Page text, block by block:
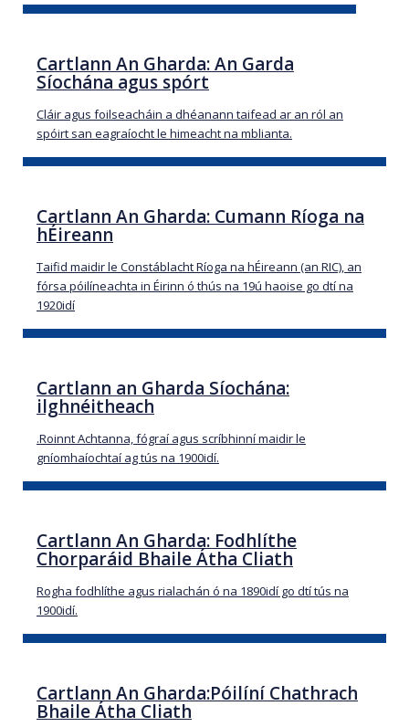
Cartlann An Gharda: An Garda
Síochána agus spórt
Cláir agus foilseacháin a dhéanann taifead ar an ról an
spóirt san eagraíocht le himeacht na mblianta.
Cartlann An Gharda: Cumann Ríoga na
hÉireann
Taifid maidir le Constáblacht Ríoga na hÉireann (an RIC), an
fórsa póilíneachta in Éirinn ó thús na 19ú haoise go dtí na
1920idí
Cartlann an Gharda Síochána:
ilghnéitheach
.Roinnt Achtanna, fógraí agus scríbhinní maidir le
gníomhaíochtaí ag tús na 1900idí.
Cartlann An Gharda: Fodhlíthe
Chorparáid Bhaile Átha Cliath
Rogha fodhlíthe agus rialachán ó na 1890idí go dtí tús na
1900idí.
Cartlann An Gharda:Póilíní Chathrach
Bhaile Átha Cliath